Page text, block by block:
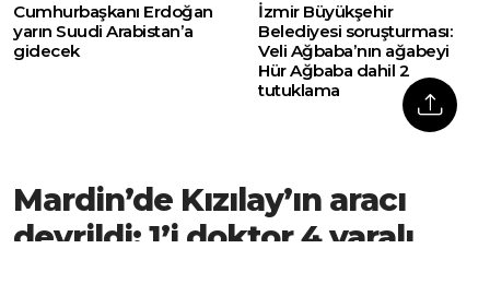
Cumhurbaşkanı Erdoğan
yarın Suudi Arabistan’a
gidecek
İzmir Büyükşehir
Belediyesi soruşturması:
Veli Ağbaba’nın ağabeyi
Hür Ağbaba dahil 2
tutuklama
Mardin’de Kızılay’ın aracı
devrildi: 1’i doktor 4 yaralı